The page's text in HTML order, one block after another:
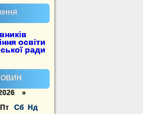
освіти
ради
»
Пт Сб
Нд